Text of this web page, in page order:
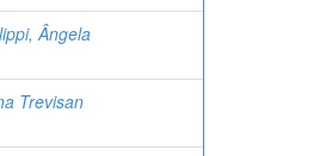
Ângela
Trevisan